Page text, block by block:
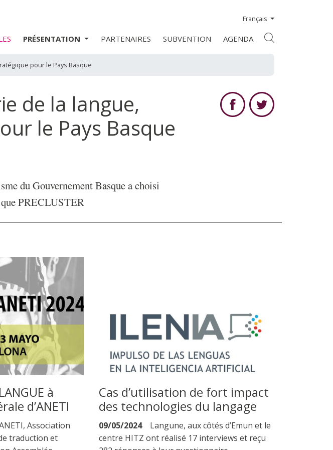
Français
PRÉSENTATION PARTENAIRES SUBVENTION AGENDA
pour le Pays Basque
de la langue,
le Pays Basque
du Gouvernement Basque a choisi
PRECLUSTER
à
d’ANETI
Association
traduction et
Cas d’utilisation de fort impact
des technologies du langage
09/05/2024
Langune, aux côtés d’Emun et le
centre HITZ ont réalisé 17 interviews et reçu